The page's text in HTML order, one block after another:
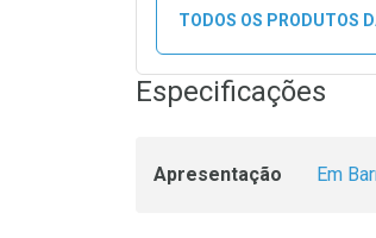
TODOS OS PRODUTOS
Especificações
Apresentação Em